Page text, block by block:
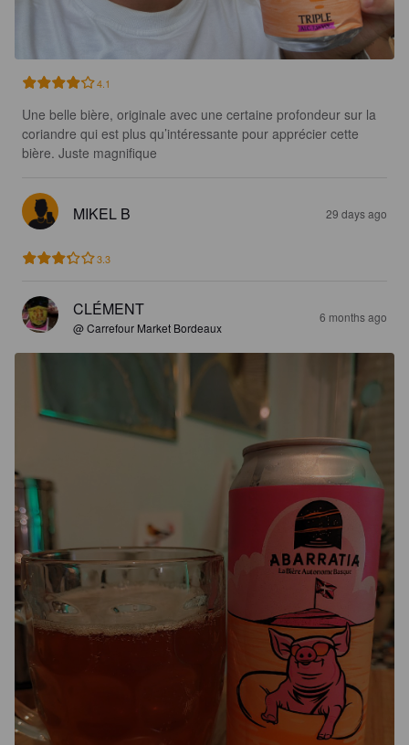
4.1
Une belle bière, originale avec une certaine profondeur sur la
coriandre qui est plus qu’intéressante pour apprécier cette
bière. Juste magnifique
MIKEL B 29 days ago
3.3
CLÉMENT
@ Carrefour Market Bordeaux
6 months ago